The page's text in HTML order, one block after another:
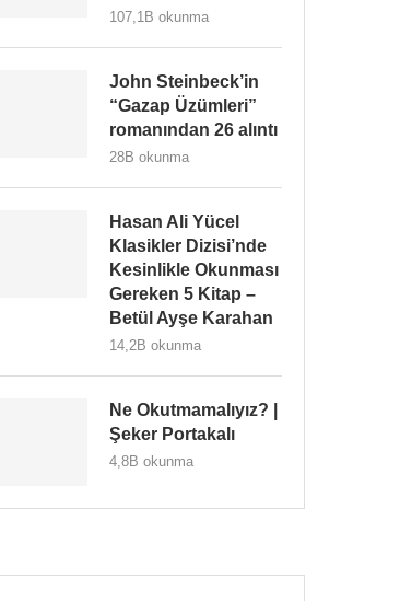
107,1B okunma
John Steinbeck’in
“Gazap Üzümleri”
romanından 26 alıntı
28B okunma
Hasan Ali Yücel
Klasikler Dizisi’nde
Kesinlikle Okunması
Gereken 5 Kitap –
Betül Ayşe Karahan
14,2B okunma
Ne Okutmamalıyız? |
Şeker Portakalı
4,8B okunma